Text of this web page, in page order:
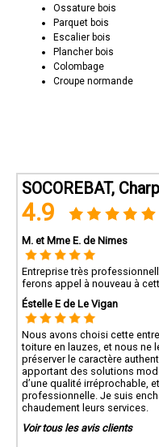
Ossature bois
Parquet bois
Escalier bois
Plancher bois
Colombage
Croupe normande
SOCOREBAT,
4.9
M. et Mme E. de Nimes
Entreprise très
ferons appel à nouveau à
Éstelle E de Le Vigan
Nous avons choisi cette
toiture en lauzes, et nous ne
préserver le caractère
apportant des solutions
d’une qualité irréprochable,
professionnelle. Je suis
chaudement leurs services.
Voir tous les avis clients